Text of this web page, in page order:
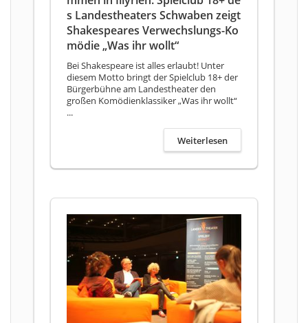
s Landestheaters Schwaben zeigt
Shakespeares Verwechslungs-Ko
mödie „Was ihr wollt“
Bei Shakespeare ist alles erlaubt! Unter
diesem Motto bringt der Spielclub 18+ der
Bürgerbühne am Landestheater den
großen Komödienklassiker „Was ihr wollt“
...
Weiterlesen